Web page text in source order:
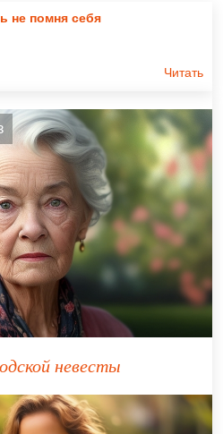
не помня себя
Читать
невесты